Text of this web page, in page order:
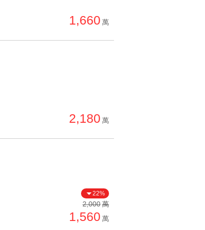
降價幅度高 → 低
月熱門度高 → 低
1,660 萬
2,180 萬
22%
2,000萬
1,560 萬